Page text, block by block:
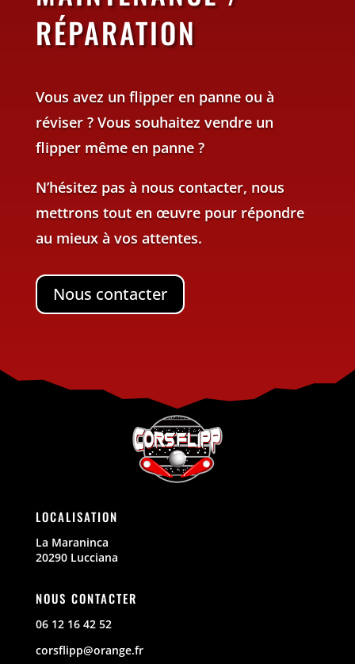
RÉPARATION
Vous avez un flipper en panne ou à
réviser ? Vous souhaitez vendre un
flipper même en panne ?
N’hésitez pas à nous contacter, nous
mettrons tout en œuvre pour répondre
au mieux à vos attentes.
Nous contacter
LOCALISATION
La Maraninca
20290 Lucciana
NOUS CONTACTER
06 12 16 42 52
corsflipp@orange.fr